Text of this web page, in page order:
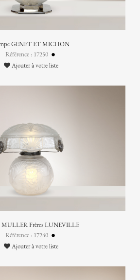
GENET ET MICHON
Référence : 17250
Ajouter à votre liste
MULLER Frères LUNEVILLE
Référence : 17240
Ajouter à votre liste